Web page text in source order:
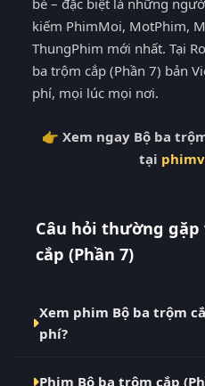
bè – đặc biệt là những
kiếm PhimMoi, MotPhim,
ThungPhim mới nhất. Tại
ba trộm cắp (Phần 7) bản
phí, mọi lúc mọi nơi.
👉 Xem ngay Bộ ba
tại
Câu hỏi thường
cắp (Phần 7)
Xem phim Bộ ba trộm
phí?
Phim Bộ ba trộm cắp